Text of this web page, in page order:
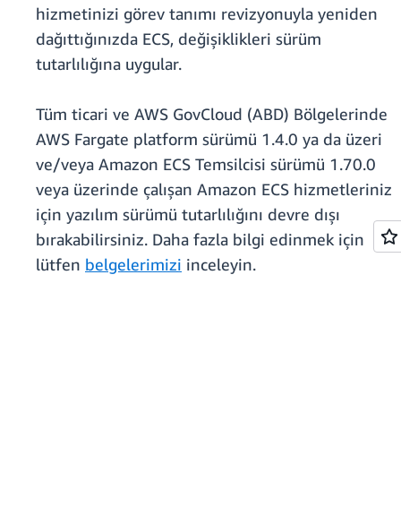
hizmetinizi görev tanımı revizyonuyla yeniden
dağıttığınızda ECS, değişiklikleri sürüm
tutarlılığına uygular.
Tüm ticari ve AWS GovCloud (ABD) Bölgelerinde
AWS Fargate platform sürümü 1.4.0 ya da üzeri
ve/veya Amazon ECS Temsilcisi sürümü 1.70.0
veya üzerinde çalışan Amazon ECS hizmetleriniz
için yazılım sürümü tutarlılığını devre dışı
bırakabilirsiniz. Daha fazla bilgi edinmek için
lütfen belgelerimizi inceleyin.